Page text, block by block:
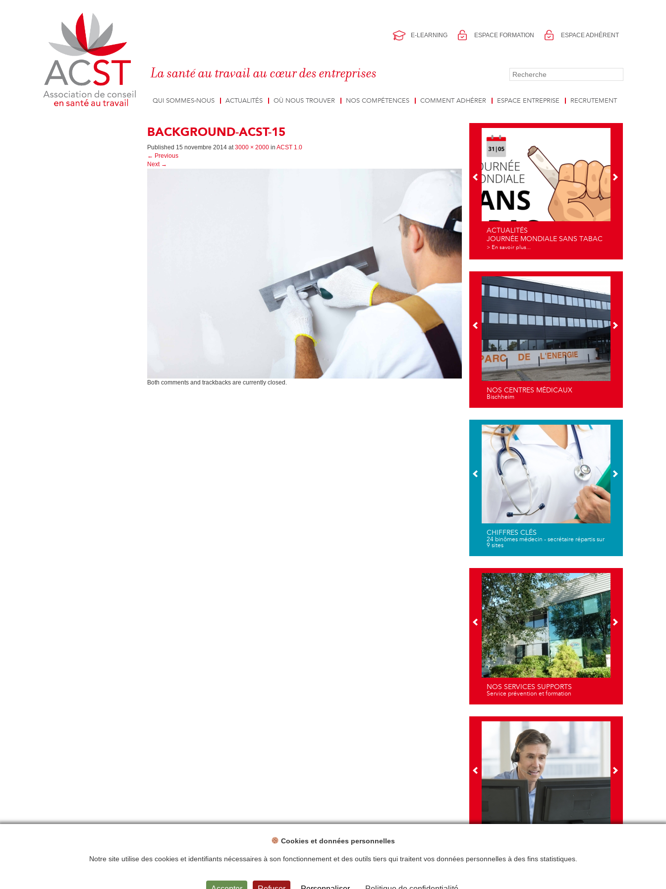
E-LEARNING ESPACE FORMATION ESPACE ADHÉRENT
La santé au travail au cœur des entreprises
QUI SOMMES-NOUS ACTUALITÉS OÙ NOUS TROUVER NOS COMPÉTENCES COMMENT ADHÉRER ESPACE ENTREPRISE RECRUTEMENT
BACKGROUND-ACST-15
Published 15 novembre 2014 at3000 × 2000 in ACST 1.0
← Previous
Next →
Both comments and trackbacks are currently closed.
ACTUALITÉS
JOURNÉE MONDIALE SANS TABAC
> En savoir plus...
NOS CENTRES MÉDICAUX
Bischheim
CHIFFRES CLÉS
24 binômes médecin - secrétaire répartis sur
9 sites
NOS SERVICES SUPPORTS
Service prévention et formation
Mentions légales Politique de confidentialité Plan du site Contact
Cookies et données personnelles
Notre site utilise des cookies et identifiants nécessaires à son fonctionnement et des outils tiers qui traitent vos données personnelles à des fins statistiques.